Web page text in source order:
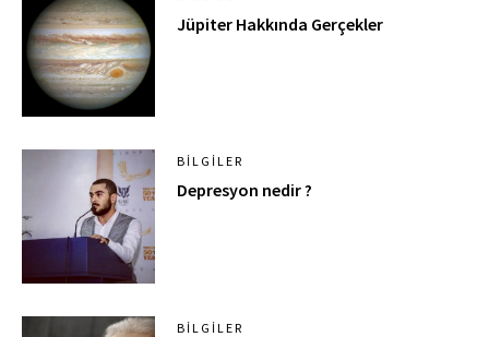
Jüpiter Hakkında Gerçekler
BILGILER
Depresyon nedir ?
BILGILER